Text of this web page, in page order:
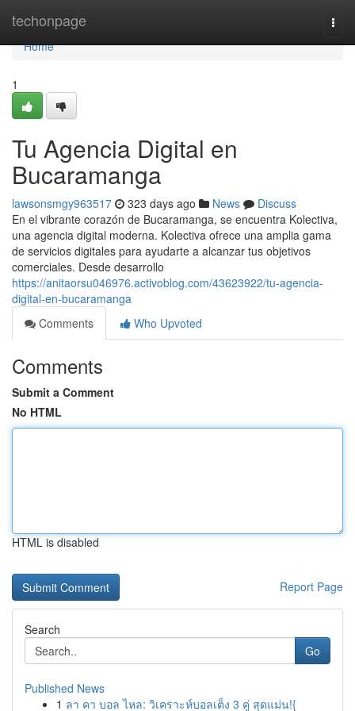
techonpage
Home
Home
1
Tu Agencia Digital en
Bucaramanga
lawsonsmgy963517 323 days ago News
Discuss
En el vibrante corazón de Bucaramanga, se encuentra Kolectiva,
una agencia digital moderna. Kolectiva ofrece una amplia gama
de servicios digitales para ayudarte a alcanzar tus objetivos
comerciales. Desde desarrollo
https://anitaorsu046976.activoblog.com/43623922/tu-agencia-
digital-en-bucaramanga
Comments
Who Upvoted
Comments
Submit a Comment
No HTML
HTML is disabled
Report Page
Search
Go
Published News
1 ลา คา บอล ไหล: วิเคราะห์บอลเต็ง 3 คู่ สุดแม่น!{